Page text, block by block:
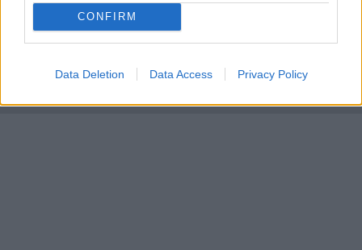
CONFIRM
Data Deletion Data Access Privacy Policy